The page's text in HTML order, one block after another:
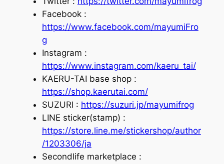
Facebook :
https://www.facebook.com/mayumiFro
g
Instagram :
https://www.instagram.com/kaeru_tai/
KAERU-TAI base shop :
https://shop.kaerutai.com/
SUZURI : https://suzuri.jp/mayumifrog
LINE sticker(stamp) :
https://store.line.me/stickershop/author
/1203306/ja
Secondlife marketplace :